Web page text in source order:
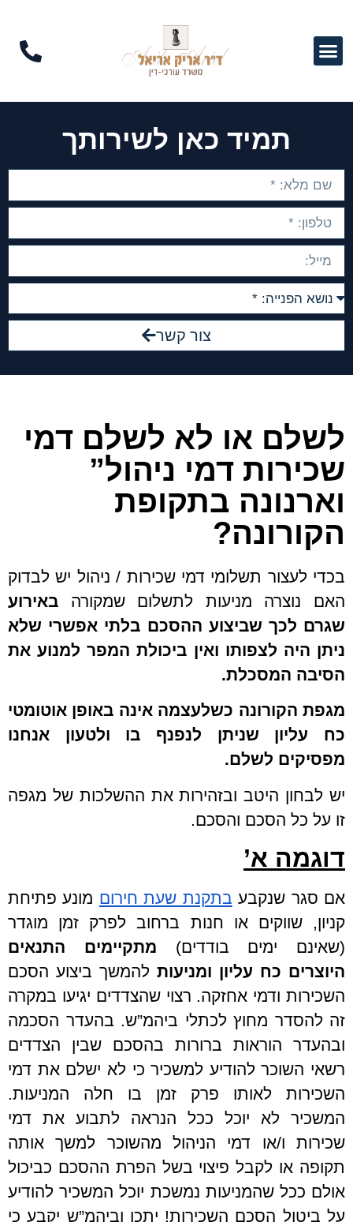
תמיד כאן לשירותך
צור קשר
לשלם או לא לשלם דמי
שכירות דמי ניהול”
וארנונה בתקופת
הקורונה?
בכדי לעצור תשלומי דמי שכירות / ניהול יש לבדוק
האם נוצרה מניעות לתשלום שמקורה באירוע
שגרם לכך שביצוע ההסכם בלתי אפשרי שלא
ניתן היה לצפותו ואין ביכולת המפר למנוע את
הסיבה המסכלת.
מגפת הקורונה כשלעצמה אינה באופן אוטומטי
כח עליון שניתן לנפנף בו ולטעון אנחנו
מפסיקים לשלם.
יש לבחון היטב ובזהירות את ההשלכות של מגפה
זו על כל הסכם והסכם.
דוגמה א’
אם סגר שנקבע בתקנת שעת חירום מונע פתיחת
קניון, שווקים או חנות ברחוב לפרק זמן מוגדר
(שאינם ימים בודדים) מתקיימים התנאים
היוצרים כח עליון ומניעות להמשך ביצוע הסכם
השכירות ודמי אחזקה. רצוי שהצדדים יגיעו במקרה
זה להסדר מחוץ לכתלי ביהמ”ש. בהעדר הסכמה
ובהעדר הוראות ברורות בהסכם שבין הצדדים
רשאי השוכר להודיע למשכיר כי לא ישלם את דמי
השכירות לאותו פרק זמן בו חלה המניעות.
המשכיר לא יוכל ככל הנראה לתבוע את דמי
שכירות ו/או דמי הניהול מהשוכר למשך אותה
תקופה או לקבל פיצוי בשל הפרת ההסכם כביכול
אולם ככל שהמניעות נמשכת יוכל המשכיר להודיע
על ביטול הסכם השכירות! יתכן וביהמ”ש יקבע כי